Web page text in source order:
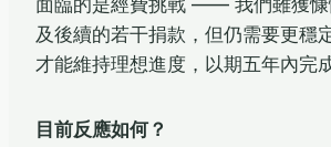
及後續的若干捐款，但仍需要更穩
才能維持理想進度，以期五年內完
目前反應如何？